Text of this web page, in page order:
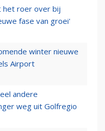
het roer over bij
fase van groei'
winter nieuwe
Airport
andere
weg uit Golfregio